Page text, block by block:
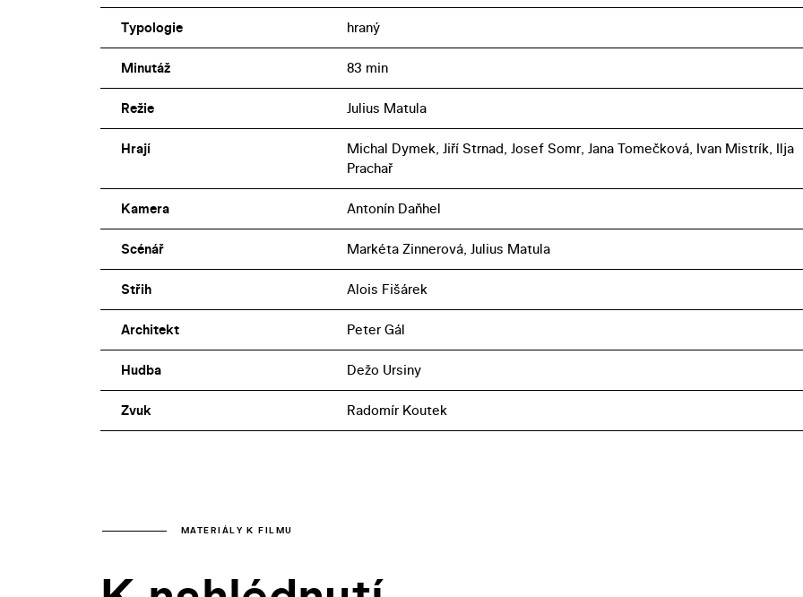
Typologie hraný
Minutáž 83 min
Režie Julius Matula
Hrají
Michal Dymek, Jiří Strnad, Josef Somr, Jana Tomečková, Ivan Mistrík, Ilja
Prachař
Kamera Antonín Daňhel
Scénář Markéta Zinnerová, Julius Matula
Střih Alois Fišárek
Architekt Peter Gál
Hudba Dežo Ursiny
Zvuk Radomír Koutek
MATERIÁLY K FILMU